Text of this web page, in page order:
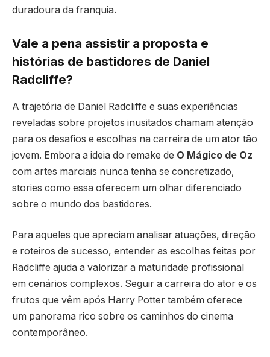
duradoura da franquia.
Vale a pena assistir a proposta e
histórias de bastidores de Daniel
Radcliffe?
A trajetória de Daniel Radcliffe e suas experiências
reveladas sobre projetos inusitados chamam atenção
para os desafios e escolhas na carreira de um ator tão
jovem. Embora a ideia do remake de O Mágico de Oz
com artes marciais nunca tenha se concretizado,
stories como essa oferecem um olhar diferenciado
sobre o mundo dos bastidores.
Para aqueles que apreciam analisar atuações, direção
e roteiros de sucesso, entender as escolhas feitas por
Radcliffe ajuda a valorizar a maturidade profissional
em cenários complexos. Seguir a carreira do ator e os
frutos que vêm após Harry Potter também oferece
um panorama rico sobre os caminhos do cinema
contemporâneo.